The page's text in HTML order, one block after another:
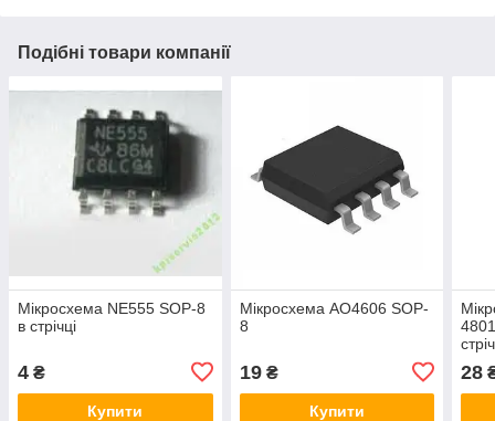
Подібні товари компанії
Мікросхема NE555 SOP-8
в стрічці
4 ₴
Купити
Мікросхема AO4606 SOP-
8
19₴
Купити
28